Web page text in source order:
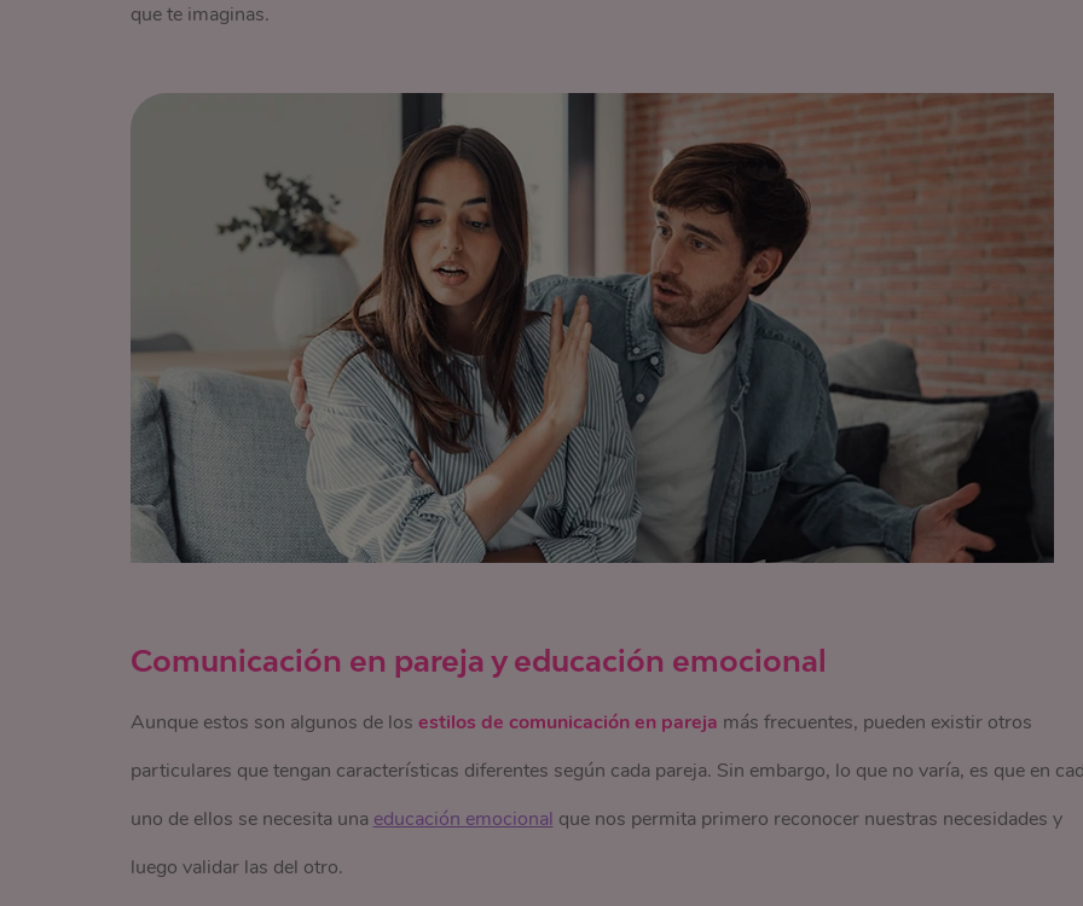
que te imaginas.
Comunicación en pareja y educación emocional
Aunque estos son algunos de los estilos de comunicación en pareja más frecuentes, pueden existir otros
particulares que tengan características diferentes según cada pareja. Sin embargo, lo que no varía, es que en
uno de ellos se necesita una educación emocional que nos permita primero reconocer nuestras necesidades y
luego validar las del otro.